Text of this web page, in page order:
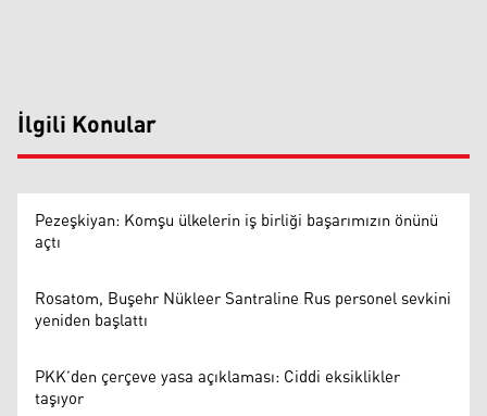
İlgili Konular
Pezeşkiyan: Komşu ülkelerin iş birliği başarımızın önünü
açtı
Rosatom, Buşehr Nükleer Santraline Rus personel sevkini
yeniden başlattı
PKK’den çerçeve yasa açıklaması: Ciddi eksiklikler
taşıyor